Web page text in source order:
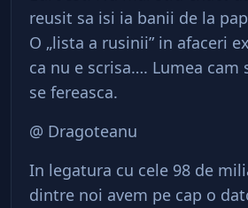
reusit sa isi ia banii de la
O „lista a rusinii” in afaceri
ca nu e scrisa…. Lumea cam
se fereasca.
@ Dragoteanu
In legatura cu cele 98 de
dintre noi avem pe cap o